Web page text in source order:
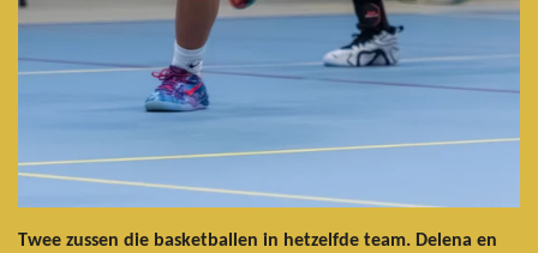
Twee zussen die basketballen in hetzelfde team. Delena en